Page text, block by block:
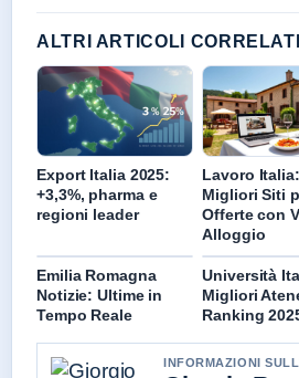
ALTRI ARTICOLI CORRELATI
Export Italia 2025:
+3,3%, pharma e
regioni leader
Lavoro Italia:
Migliori Siti
Offerte con
Alloggio
Emilia Romagna
Notizie: Ultime in
Tempo Reale
Università
Migliori
Ranking
INFORMAZIONI